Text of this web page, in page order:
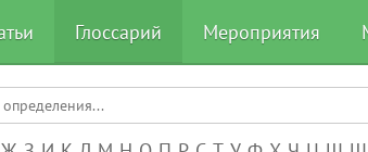
Глоссарий Мероприятия